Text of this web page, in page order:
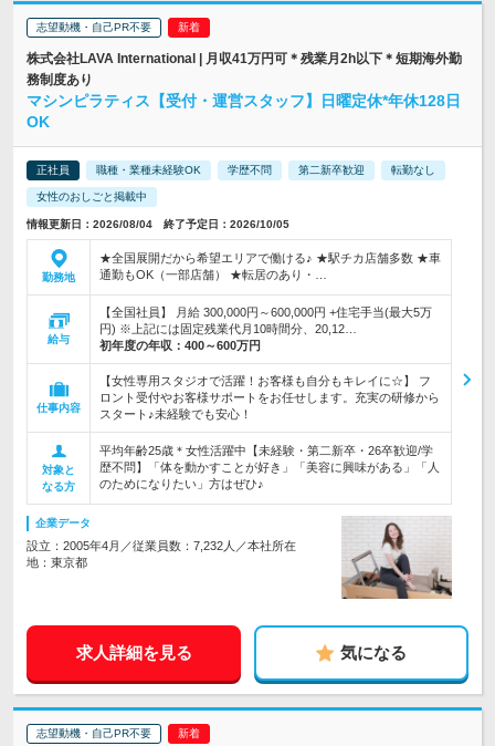
志望動機・自己PR不要
株式会社LAVA International | 月収41万円可＊残業月2h以下＊短期海外勤
務制度あり
マシンピラティス【受付・運営スタッフ】日曜定休*年休128日
OK
正社員 職種・業種未経験OK 学歴不問 第二新卒歓迎 転勤なし
女性のおしごと掲載中
情報更新日：2026/08/04 終了予定日：2026/10/05
勤務地
★全国展開だから希望エリアで働ける♪ ★駅チカ店舗多数 ★車
通勤もOK（一部店舗） ★転居のあり・…
給与
【全国社員】 月給 300,000円～600,000円 +住宅手当(最大5万
円) ※上記には固定残業代月10時間分、20,12…
初年度の年収： 400～600万円
仕事内容
【女性専用スタジオで活躍！お客様も自分もキレイに☆】 フ
ロント受付やお客様サポートをお任せします。充実の研修から
スタート♪未経験でも安心！
対象と
なる方
平均年齢25歳＊女性活躍中【未経験・第二新卒・26卒歓迎/学
歴不問】「体を動かすことが好き」「美容に興味がある」「人
のためになりたい」方はぜひ♪
企業データ
設立：2005年4月／従業員数：7,232人／本社所在
地：東京都
求人詳細を見る 気になる
志望動機・自己PR不要